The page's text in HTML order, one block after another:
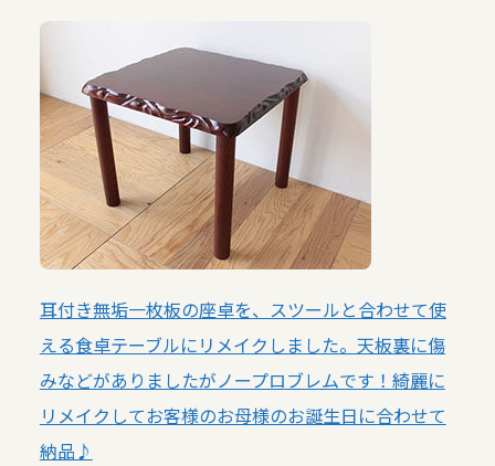
耳付き無垢一枚板の座卓を、スツールと合わせて使
える食卓テーブルにリメイクしました。天板裏に傷
みなどがありましたがノープロブレムです！綺麗に
リメイクしてお客様のお母様のお誕生日に合わせて
納品♪